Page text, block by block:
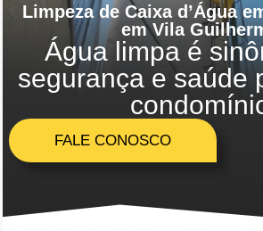
Limpeza de Caixa d’Água
em Vila
Água limpa é
segurança e saúde
FALE CONOSCO